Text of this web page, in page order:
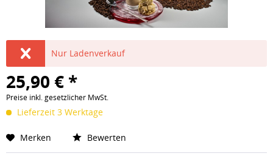
Nur Ladenverkauf
25,90 € *
Preise inkl. gesetzlicher MwSt.
Lieferzeit 3 Werktage
Merken Bewerten